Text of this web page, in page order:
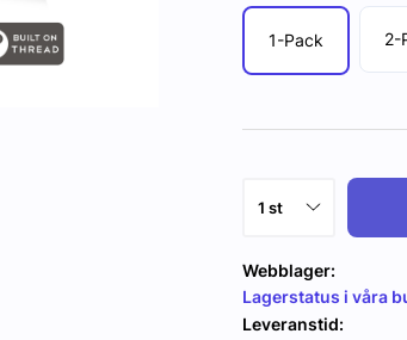
1-Pack 2-
Webblager:
Lagerstatus i våra
Leveranstid: